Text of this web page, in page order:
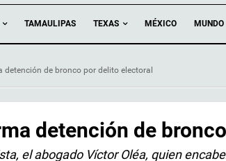
TAMAULIPAS TEXAS MÉXICO MUNDO
detención de bronco por delito electoral
detención de
el abogado Víctor Oléa, quien